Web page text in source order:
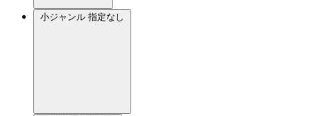
小ジャンル 指定なし